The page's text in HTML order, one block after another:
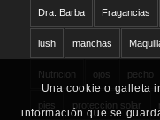
Dra. Barba Fragancias
lush manchas
Nutricion ojos pecho
pies proteccion solar
Una cookie o galleta
información que se